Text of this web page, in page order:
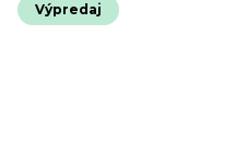
Výpredaj